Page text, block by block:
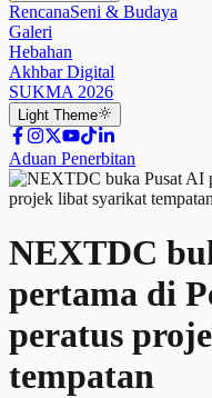
RencanaSeni & Budaya
Galeri
Hebahan
Akhbar Digital
SUKMA 2026
Light Theme
Aduan Penerbitan
NEXTDC
pertama di
peratus
tempatan